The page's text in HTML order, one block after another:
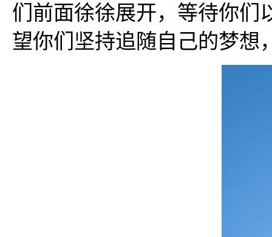
们前面徐徐展开，等待你们
望你们坚持追随自己的梦想